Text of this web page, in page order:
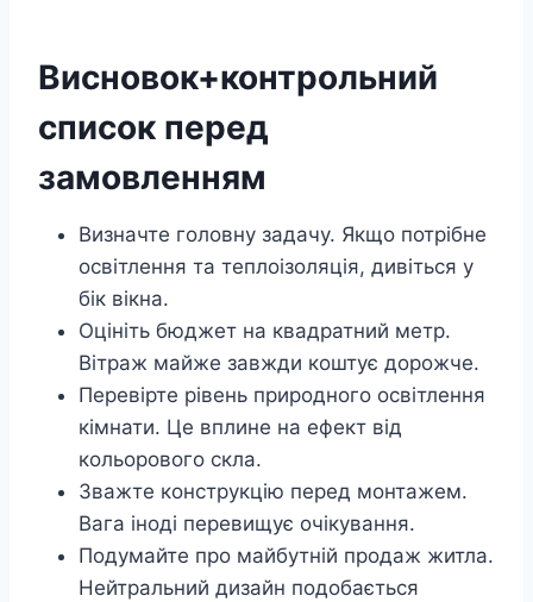
Висновок+контрольний
список перед
замовленням
Визначте головну задачу. Якщо потрібне
освітлення та теплоізоляція, дивіться у
бік вікна.
Оцініть бюджет на квадратний метр.
Вітраж майже завжди коштує дорожче.
Перевірте рівень природного освітлення
кімнати. Це вплине на ефект від
кольорового скла.
Зважте конструкцію перед монтажем.
Вага іноді перевищує очікування.
Подумайте про майбутній продаж житла.
Нейтральний дизайн подобається